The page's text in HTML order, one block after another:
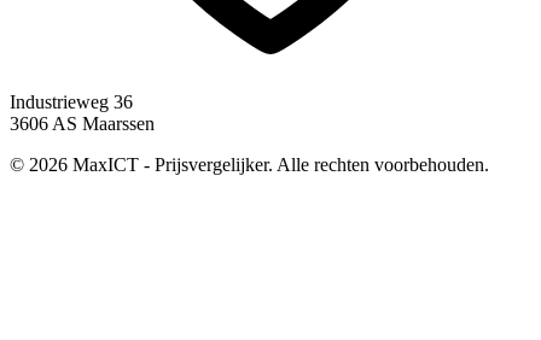
Industrieweg 36
3606 AS Maarssen
© 2026 MaxICT - Prijsvergelijker. Alle rechten voorbehouden.